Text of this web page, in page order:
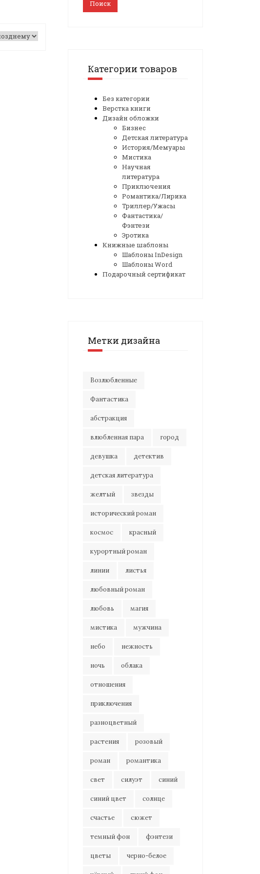
Поиск
Категории товаров
Без категории
Верстка книги
Дизайн обложки
Бизнес
Детская литература
История/Мемуары
Мистика
Научная
литература
Приключения
Романтика/Лирика
Триллер/Ужасы
Фантастика/
Фэнтези
Эротика
Книжные шаблоны
Шаблоны InDesign
Шаблоны Word
Подарочный сертификат
Метки дизайна
Возлюбленные
Фантастика
абстракция
влюбленная пара город
девушка детектив
детская литература
желтый звезды
исторический роман
космос красный
курортный роман
линии листья
любовный роман
любовь магия
мистика мужчина
небо нежность
ночь облака
отношения
приключения
разноцветный
растения розовый
роман романтика
свет силуэт синий
синий цвет солнце
счастье сюжет
темный фон фэнтези
цветы черно-белое